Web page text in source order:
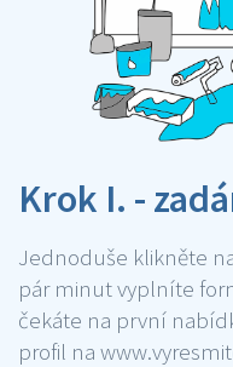
Krok I. -
Jednoduše klikněte
pár minut vyplníte
čekáte na první
profil na